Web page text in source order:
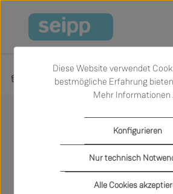
Zum Hauptinhalt springen
Produkte Accessoires Dosen und
Diese Website verwendet
bestmögliche Erfahrung
Mehr Informationen
Nur technisch
Konfigurieren
Alle Cookies